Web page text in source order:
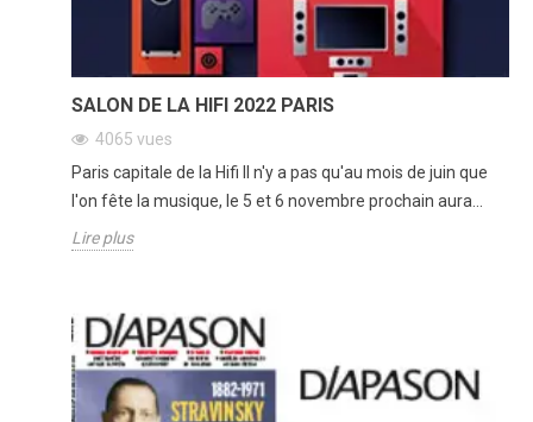
SALON DE LA HIFI 2022 PARIS
4065 vues
Paris capitale de la Hifi Il n'y a pas qu'au mois de juin que
l'on fête la musique, le 5 et 6 novembre prochain aura...
Lire plus